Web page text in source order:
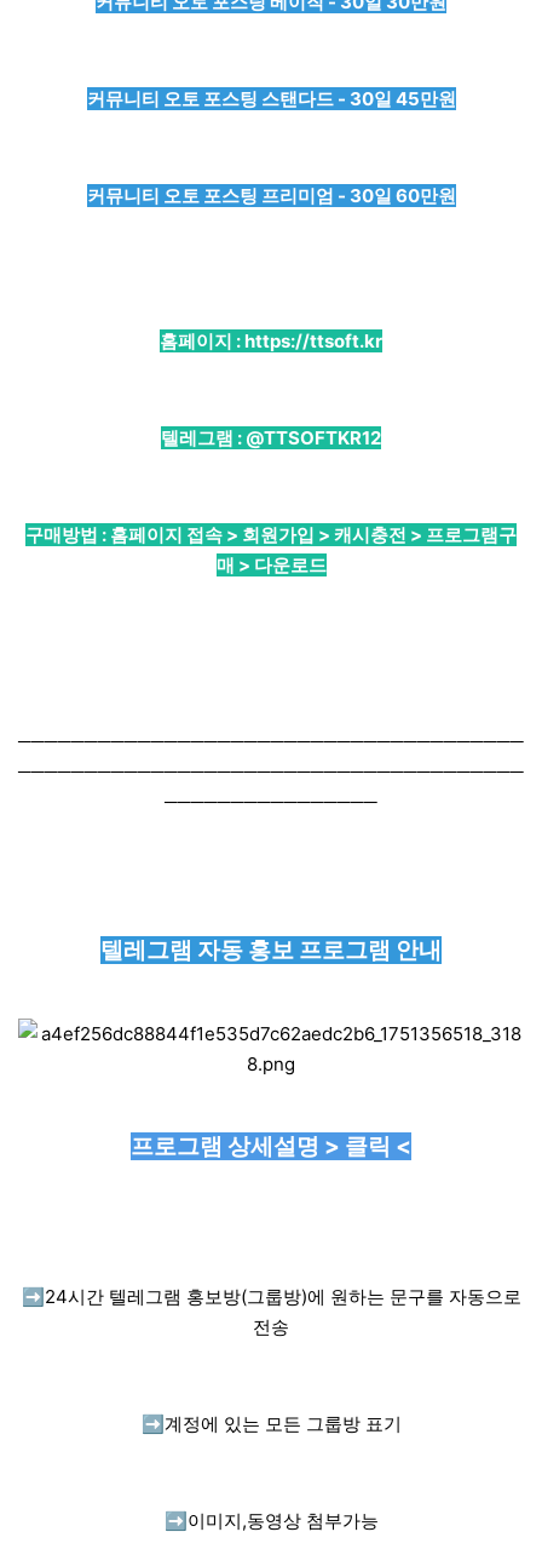
커뮤니티 오토 포스팅 스탠다드 - 30일 45만원
커뮤니티 오토 포스팅 프리미엄 - 30일 60만원
홈페이지 :https://ttsoft.kr
텔레그램 : @TTSOFTKR12
구매방법 : 홈페이지 접속 > 회원가입 > 캐시충전 > 프로그램구
매 > 다운로드
──────────────────────────────────────
──────────────────────────────────────
────────────────
텔레그램 자동 홍보 프로그램 안내
프로그램 상세설명 > 클릭 <
➡️ 24시간 텔레그램 홍보방(그룹방)에 원하는 문구를 자동으로
전송
➡️ 계정에 있는 모든 그룹방 표기
➡️ 이미지,동영상 첨부가능